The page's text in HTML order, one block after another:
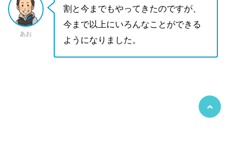
あお
割と今までもやってきたのですが、
今まで以上にいろんなことができる
ようになりました。